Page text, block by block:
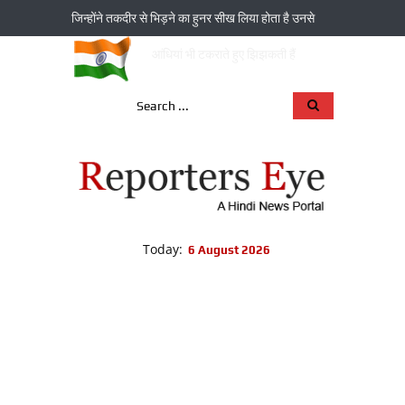
जिन्‍होंने तकदीर से भिड़ने का हुनर सीख लिया होता है उनसे
Today: 6 August 2026